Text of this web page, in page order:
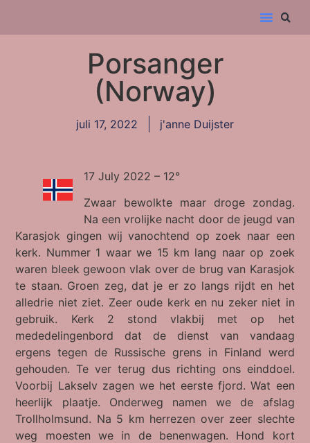
Porsanger
(Norway)
juli 17, 2022 j'anne Duijster
17 July 2022 – 12°
Zwaar bewolkte maar droge zondag.
Na een vrolijke nacht door de jeugd van
Karasjok gingen wij vanochtend op zoek naar een
kerk. Nummer 1 waar we 15 km lang naar op zoek
waren bleek gewoon vlak over de brug van Karasjok
te staan. Groen zeg, dat je er zo langs rijdt en het
alledrie niet ziet. Zeer oude kerk en nu zeker niet in
gebruik. Kerk 2 stond vlakbij met op het
mededelingenbord dat de dienst van vandaag
ergens tegen de Russische grens in Finland werd
gehouden. Te ver terug dus richting ons einddoel.
Voorbij Lakselv zagen we het eerste fjord. Wat een
heerlijk plaatje. Onderweg namen we de afslag
Trollholmsund. Na 5 km herrezen over zeer slechte
weg moesten we in de benenwagen. Hond kort